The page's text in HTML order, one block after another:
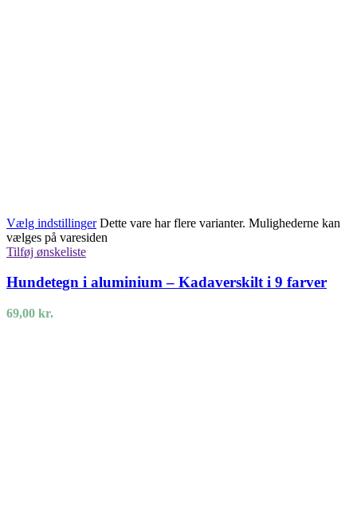
Vælg indstillinger Dette vare har flere varianter. Mulighederne kan
vælges på varesiden
Tilføj ønskeliste
Hundetegn i aluminium – Kadaverskilt i 9 farver
69,00 kr.